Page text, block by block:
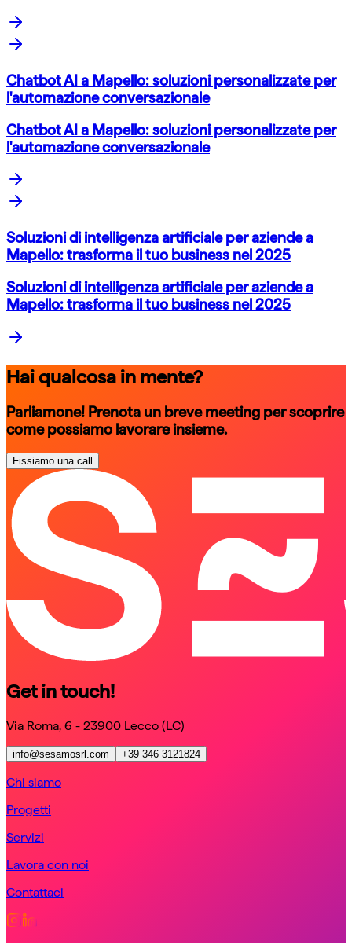
Chatbot AI a Mapello: soluzioni personalizzate per
l'automazione conversazionale
Chatbot AI a Mapello: soluzioni personalizzate per
l'automazione conversazionale
Soluzioni di intelligenza artificiale per aziende a
Mapello: trasforma il tuo business nel 2025
Soluzioni di intelligenza artificiale per aziende a
Mapello: trasforma il tuo business nel 2025
Hai qualcosa in mente?
Parliamone! Prenota un breve meeting per scoprire
come possiamo lavorare insieme.
Fissiamo una call
schedule a call
schedule a call
Get in touch!
Via Roma, 6 - 23900 Lecco (LC)
info@sesamosrl.com +39 346 3121824
Chi siamo
Progetti
Servizi
Lavora con noi
Contattaci